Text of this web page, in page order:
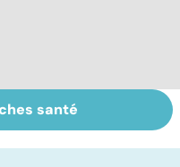
source de
santé